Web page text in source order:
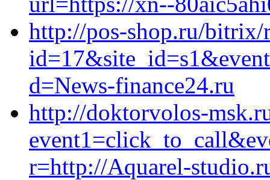
http://pos-shop.ru/bitrix/
d=News-finance24.ru
http://doktorvolos-
r=http://Aquarel-